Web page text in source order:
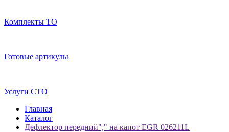
Комплекты ТО
Готовые артикулы
Услуги СТО
Главная
Каталог
Дефлектор передний"," на капот EGR 026211L